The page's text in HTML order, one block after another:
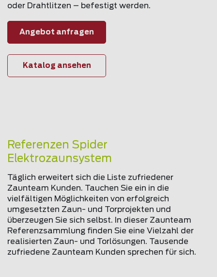
oder Drahtlitzen – befestigt werden.
Angebot anfragen
Katalog ansehen
Referenzen Spider
Elektrozaunsystem
Täglich erweitert sich die Liste zufriedener
Zaunteam Kunden. Tauchen Sie ein in die
vielfältigen Möglichkeiten von erfolgreich
umgesetzten Zaun- und Torprojekten und
überzeugen Sie sich selbst. In dieser Zaunteam
Referenzsammlung finden Sie eine Vielzahl der
realisierten Zaun- und Torlösungen. Tausende
zufriedene Zaunteam Kunden sprechen für sich.